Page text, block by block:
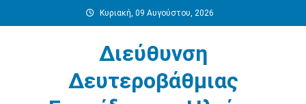
στο
Κυριακή, 09 Αυγούστου, 2026
Διεύθυνση
Δευτεροβάθμιας